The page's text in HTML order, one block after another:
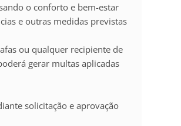
o conforto e bem-estar
e outras medidas previstas
ou qualquer recipiente de
gerar multas aplicadas
solicitação e aprovação